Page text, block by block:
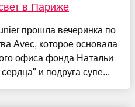
в Париже
прошла вечеринка по
Avec, которое основала
офиса фонда Натальи
и подруга супе...